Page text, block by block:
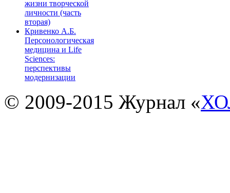
жизни творческой
личности (часть
вторая)
Кривенко А.Б.
Персонологическая
медицина и Life
Sciences:
перспективы
модернизации
© 2009-2015 Журнал «